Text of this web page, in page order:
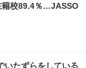
籍校89.4％…JASSO
いたずらをしている